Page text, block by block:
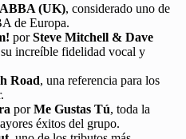
(UK), considerado uno de
de Europa.
porSteve Mitchell & Dave
increíble fidelidad vocal y
Road, una referencia para los
porMe Gustas Tú, toda la
éxitos del grupo.